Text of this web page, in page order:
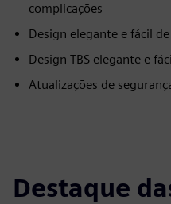
complicações
Design elegante e fácil
Design TBS elegante e
Atualizações de
Destaque